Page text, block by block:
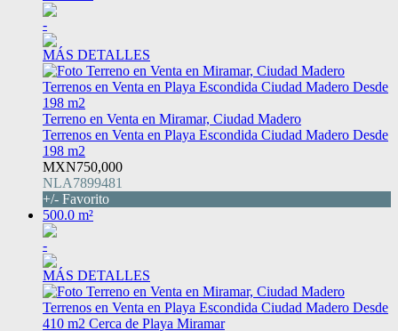
-
MÁS DETALLES
Terreno en Venta en Miramar, Ciudad Madero
Terrenos en Venta en Playa Escondida Ciudad Madero Desde
198 m2
MXN750,000
NLA7899481
+/- Favorito
500.0 m²
-
MÁS DETALLES